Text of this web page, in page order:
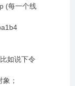
(每一个线
如说下令
；